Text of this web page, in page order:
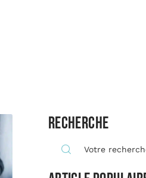
Recherche